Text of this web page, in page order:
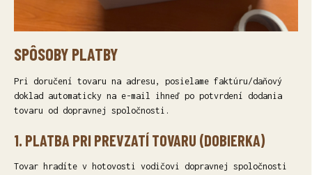
SPÔSOBY PLATBY
Pri doručení tovaru na adresu, posielame faktúru/daňový
doklad automaticky na e-mail ihneď po potvrdení dodania
tovaru od dopravnej spoločnosti.
1. PLATBA PRI PREVZATÍ TOVARU (DOBIERKA)
Tovar hradíte v hotovosti vodičovi dopravnej spoločnosti